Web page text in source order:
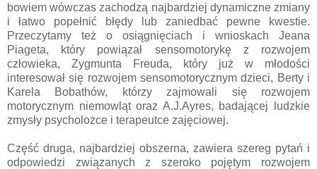
bowiem wówczas zachodzą najbardziej dynamiczne zmiany
i łatwo popełnić błędy lub zaniedbać pewne kwestie.
Przeczytamy też o osiągnięciach i wnioskach Jeana
Piageta, który powiązał sensomotorykę z rozwojem
człowieka, Zygmunta Freuda, który już w młodości
interesował się rozwojem sensomotorycznym dzieci, Berty i
Karela Bobathów, którzy zajmowali się rozwojem
motorycznym niemowląt oraz A.J.Ayres, badającej ludzkie
zmysły psycholożce i terapeutce zajęciowej.
Część druga, najbardziej obszerna, zawiera szereg pytań i
odpowiedzi związanych z szeroko pojętym rozwojem